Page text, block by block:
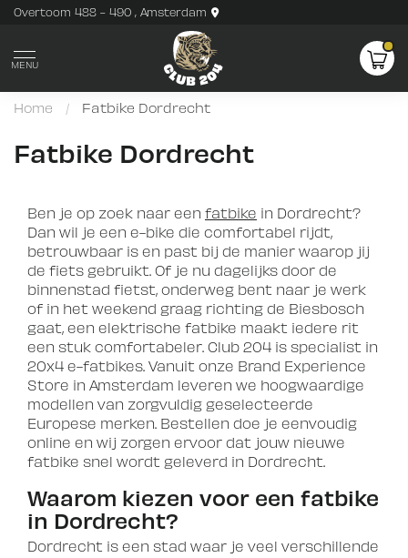
Overtoom 488 - 490 , Amsterdam
MENU
Home / Fatbike Dordrecht
Fatbike Dordrecht
Ben je op zoek naar een fatbike in Dordrecht?
Dan wil je een e-bike die comfortabel rijdt,
betrouwbaar is en past bij de manier waarop jij
de fiets gebruikt. Of je nu dagelijks door de
binnenstad fietst, onderweg bent naar je werk
of in het weekend graag richting de Biesbosch
gaat, een elektrische fatbike maakt iedere rit
een stuk comfortabeler. Club 204 is specialist in
20x4 e-fatbikes. Vanuit onze Brand Experience
Store in Amsterdam leveren we hoogwaardige
modellen van zorgvuldig geselecteerde
Europese merken. Bestellen doe je eenvoudig
online en wij zorgen ervoor dat jouw nieuwe
fatbike snel wordt geleverd in Dordrecht.
Waarom kiezen voor een fatbike
in Dordrecht?
Dordrecht is een stad waar je veel verschillende